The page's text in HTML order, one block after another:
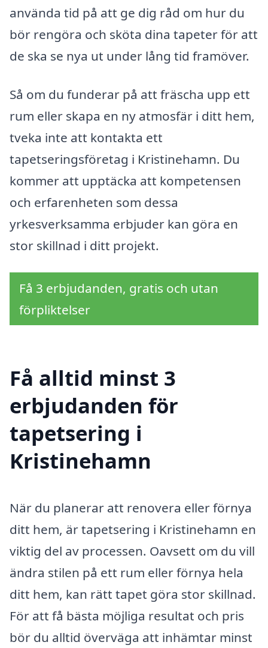
använda tid på att ge dig råd om hur du
bör rengöra och sköta dina tapeter för att
de ska se nya ut under lång tid framöver.
Så om du funderar på att fräscha upp ett
rum eller skapa en ny atmosfär i ditt hem,
tveka inte att kontakta ett
tapetseringsföretag i Kristinehamn. Du
kommer att upptäcka att kompetensen
och erfarenheten som dessa
yrkesverksamma erbjuder kan göra en
stor skillnad i ditt projekt.
Få 3 erbjudanden, gratis och utan
förpliktelser
Få alltid minst 3
erbjudanden för
tapetsering i
Kristinehamn
När du planerar att renovera eller förnya
ditt hem, är tapetsering i Kristinehamn en
viktig del av processen. Oavsett om du vill
ändra stilen på ett rum eller förnya hela
ditt hem, kan rätt tapet göra stor skillnad.
För att få bästa möjliga resultat och pris
bör du alltid överväga att inhämtar minst